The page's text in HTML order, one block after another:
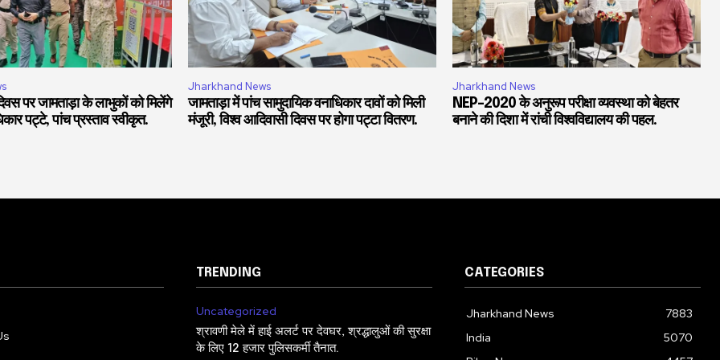
पर जामताड़ा के लाभुकों को मिलेंगे
पट्टे, पांच प्रस्ताव स्वीकृत.
Jharkhand News
जामताड़ा में पांच सामुदायिक वनाधिकार दावों को मिली
मंजूरी, विश्व आदिवासी दिवस पर होगा पट्टा वितरण.
Jharkhand News
NEP-2020 के अनुरूप परीक्षा व्यवस्था को बेहतर
बनाने की दिशा में रांची विश्वविद्यालय की पहल.
TRENDING
Uncategorized
श्रावणी मेले में हाई अलर्ट पर देवघर, श्रद्धालुओं की सुरक्षा
के लिए 12 हजार पुलिसकर्मी तैनात.
CATEGORIES
Jharkhand News
7883
India
5070